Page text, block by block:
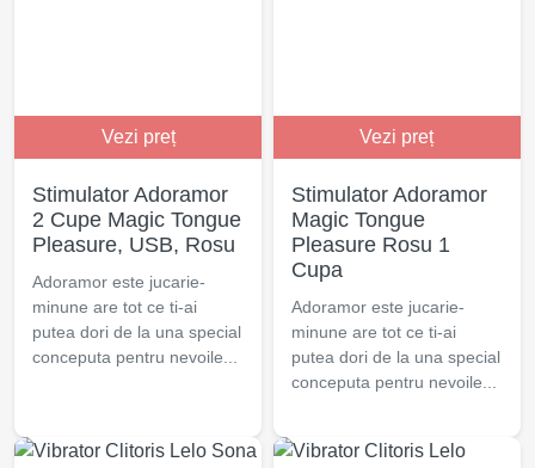
Vezi preț
Stimulator Adoramor
2 Cupe Magic Tongue
Pleasure, USB, Rosu
Adoramor este jucarie-
minune are tot ce ti-ai
putea dori de la una special
conceputa pentru nevoile...
Vezi preț
Stimulator Adoramor
Magic Tongue
Pleasure Rosu 1
Cupa
Adoramor este jucarie-
minune are tot ce ti-ai
putea dori de la una special
conceputa pentru nevoile...